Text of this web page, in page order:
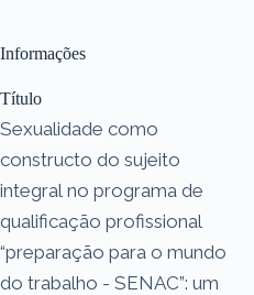
Informações
Título
Sexualidade como
constructo do sujeito
integral no programa de
qualificação profissional
“preparação para o mundo
do trabalho - SENAC”: um